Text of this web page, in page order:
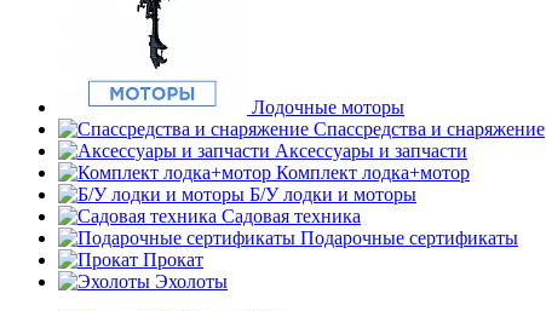
Лодочные моторы
Спассредства и снаряжение
Аксессуары и запчасти
Комплект лодка+мотор
Б/У лодки и моторы
Садовая техника
Подарочные сертификаты
Прокат
Эхолоты